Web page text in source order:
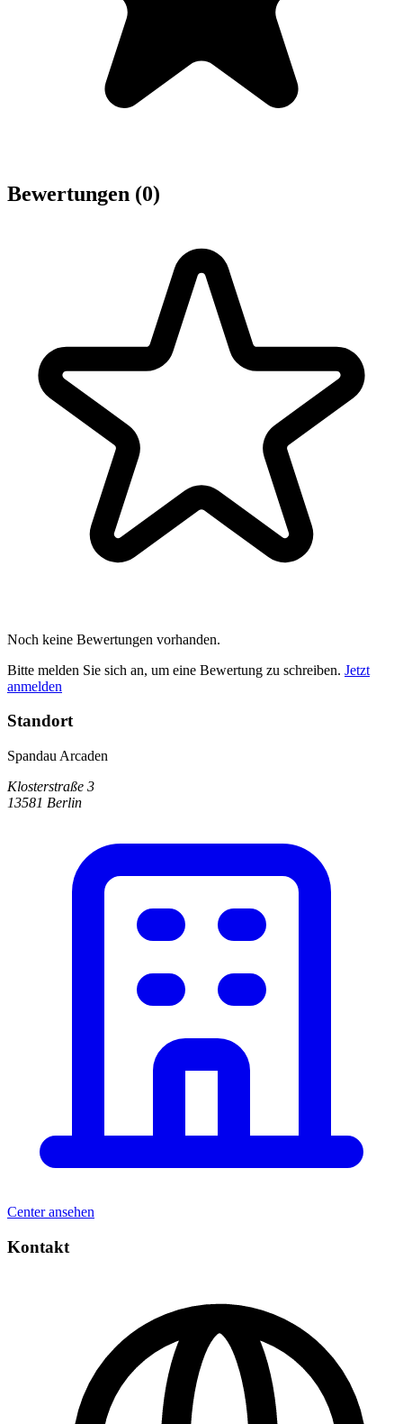
Bewertungen (0)
Noch keine Bewertungen vorhanden.
Bitte melden Sie sich an, um eine Bewertung zu schreiben. Jetzt
anmelden
Standort
Spandau Arcaden
Klosterstraße 3
13581 Berlin
Center ansehen
Kontakt